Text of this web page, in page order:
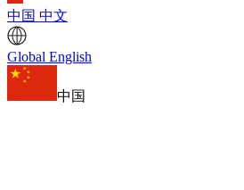
中国 中文
Global English
中国